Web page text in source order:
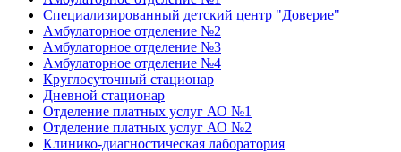
Специализированный детский центр "Доверие"
Амбулаторное отделение №2
Амбулаторное отделение №3
Амбулаторное отделение №4
Круглосуточный стационар
Дневной стационар
Отделение платных услуг АО №1
Отделение платных услуг АО №2
Клинико-диагностическая лаборатория